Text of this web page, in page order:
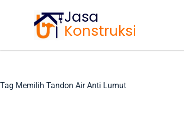
Jasa
Konstruksi
Tag Memilih Tandon Air Anti Lumut